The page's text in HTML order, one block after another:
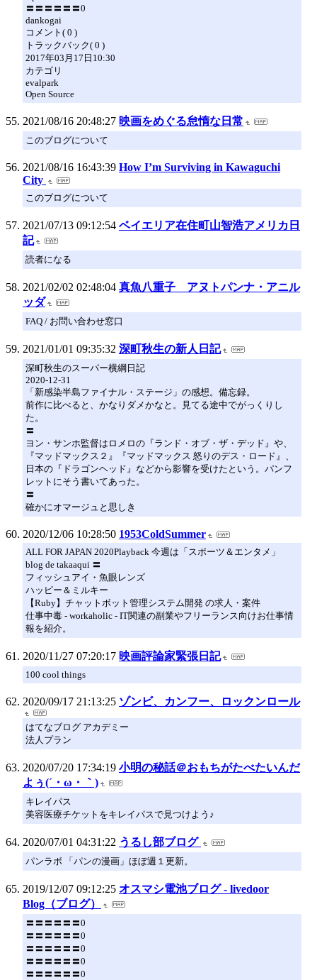
〓〓〓〓〓〓0
dankogai
コメント( 0 )
トラックバック( 0 )
2017年03月17日10:30
カテゴリ
evalpark
Open Source
2021/08/16 20:48:27 映画をめぐる怠惰な日常
このブログについて
2021/08/16 16:43:39 How I’m Surviving in Kawaguchi
City
このブログについて
2021/07/13 09:12:54 ベイエリア在住町山智浩アメリカ日
記
読者になる
2021/02/02 02:48:04 真魚八重子 アヌトパンナ・アニル
ッダ
FAQ / お問い合わせ窓口
2021/01/01 09:35:32 深町秋生の新人日記
深町秋生のスーパー横綱日記
2020-12-31
「新感染半島ファイナル・ステージ」の感想。備忘録。
前作に比べると、かなりダメかなと。見てる途中でがっくりし
た。
〓
ヨン・サンホ監督はロメロの『ランド・オブ・ザ・デッド』や、
『マッドマックス２』『マッドマックス 怒りのデス・ロード』、
日本の『ドラゴンヘッド』などから影響を受けたという。パンフ
レットにそう書いてあった。
〓
確かにオマージュと思しき
2020/12/06 10:28:50 1953ColdSummer
ALL FOR JAPAN 2020Playback 今週は「スポーツ＆エンタメ」
blog de takaaqui 〓
フィッシュアイ・魚眼レンズ
ハッピー＆ミルキー
【Ruby】チャットボット管理システム開発 の求人・案件
仕事中毒 - workaholic - IT関連の副業やフリーランス向けお仕事情
報を紹介。
2020/11/27 07:20:17 映画評論家緊張日記
100 cool things
2020/09/17 21:13:25 ゾンビ、カンフー、ロックンロール
はてなブログ アカデミー
法人プラン
2020/07/20 17:34:19 小明の秘話＠おもちがたべたいんだ
よぅ(´・ω・｀)
キレイパス
美容医療チケットをキレイパスで見つけよう♪
2020/07/01 04:31:22 うるし部ブログ
パンラボ 「パンの漫画」ほぼ週１更新。
2019/12/07 09:12:25 オスマシ電池ブログ - livedoor
Blog（ブログ）
〓〓〓〓〓〓0
〓〓〓〓〓〓0
〓〓〓〓〓〓0
〓〓〓〓〓〓0
〓〓〓〓〓〓0